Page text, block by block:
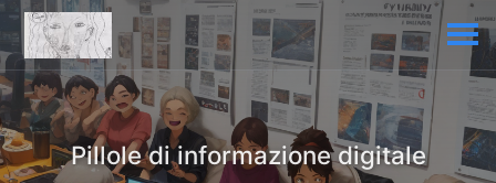
Pillole di informazione digitale